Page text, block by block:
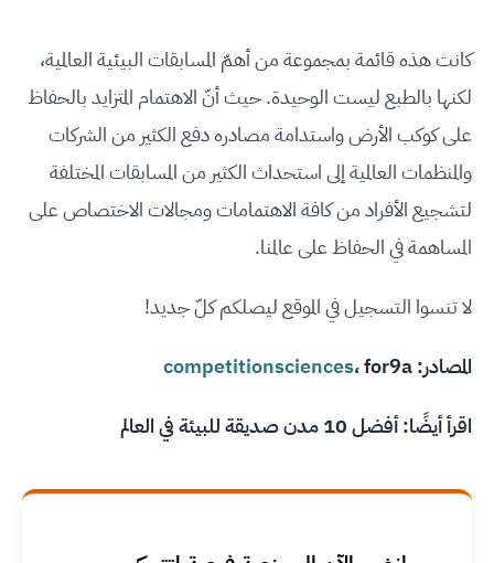
كانت هذه قائمة بمجموعة من أهمّ المسابقات البيئية العالمية،
لكنها بالطبع ليست الوحيدة. حيث أنّ الاهتمام المتزايد بالحفاظ
على كوكب الأرض واستدامة مصادره دفع الكثير من الشركات
والمنظمات العالمية إلى استحداث الكثير من المسابقات المختلفة
لتشجيع الأفراد من كافة الاهتمامات ومجالات الاختصاص على
المساهمة في الحفاظ على عالمنا.
لا تنسوا التسجيل في الموقع ليصلكم كلّ جديد!
المصادر:
competitionsciences،for9a
اقرأ أيضًا:أفضل 10 مدن صديقة للبيئة في العالم